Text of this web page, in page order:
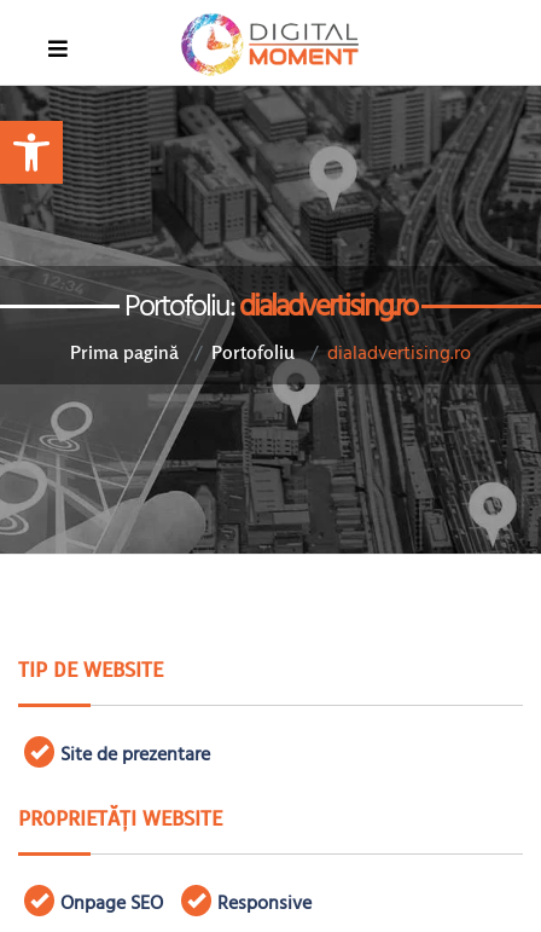
Portofoliu:dialadvertising.ro
Prima pagină Portofoliu dialadvertising.ro
TIP DE WEBSITE
Site de prezentare
PROPRIETĂȚI WEBSITE
Onpage SEO Responsive
Open toolbar